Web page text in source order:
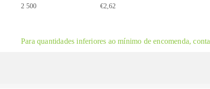
2 500 €2,62
Para quantidades inferiores ao mínimo de encomenda,